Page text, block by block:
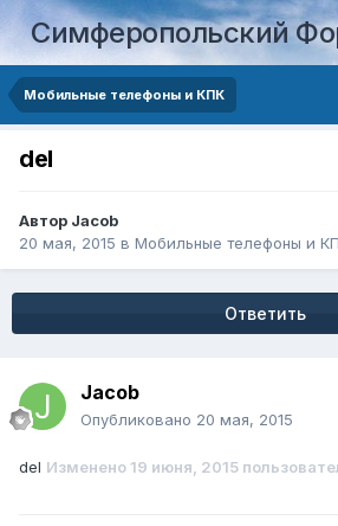
Симферопольский
Мобильные телефоны и КПК
del
Автор Jacob
20 мая, 2015 в Мобильные телефоны и
Ответить
Jacob
Опубликовано 20 мая, 2015
del Изменено 19 июня, 2015